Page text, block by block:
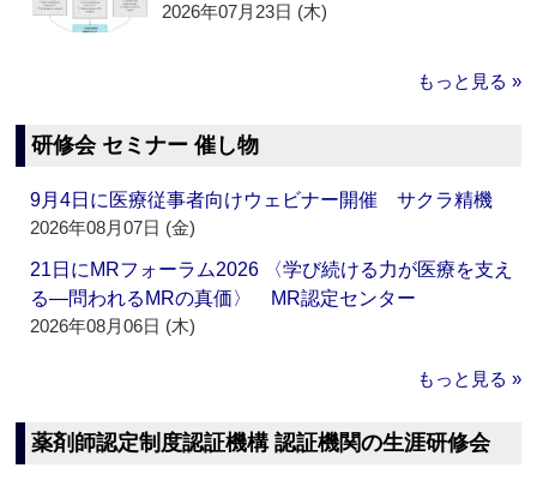
2026年07月23日 (木)
もっと見る »
研修会 セミナー 催し物
9月4日に医療従事者向けウェビナー開催 サクラ精機
2026年08月07日 (金)
21日にMRフォーラム2026 〈学び続ける力が医療を支え
る―問われるMRの真価〉 MR認定センター
2026年08月06日 (木)
もっと見る »
薬剤師認定制度認証機構 認証機関の生涯研修会